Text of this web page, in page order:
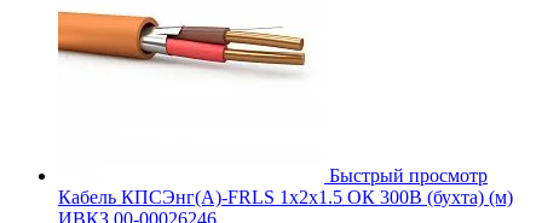
Быстрый просмотр
Кабель КПСЭнг(А)-FRLS 1х2х1.5 ОК 300В (бухта) (м)
ИВКЗ 00-00026246